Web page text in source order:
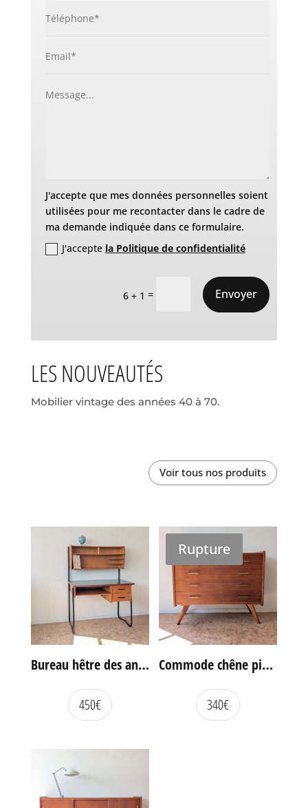
J'accepte que mes données personnelles soient
utilisées pour me recontacter dans le cadre de
ma demande indiquée dans ce formulaire.
J'accepte la Politique de confidentialité
6 + 1 = Envoyer
LES NOUVEAUTÉS
Mobilier vintage des années 40 à 70.
Voir tous nos produits
Bureau hêtre des années 60
450€
Rupture
Commode chêne pieds compas vintage
340€